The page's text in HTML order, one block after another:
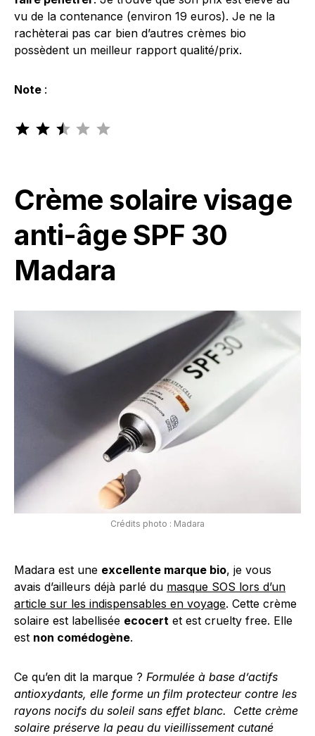
vu de la contenance (environ 19 euros). Je ne la
rachèterai pas car bien d’autres crèmes bio
possèdent un meilleur rapport qualité/prix.
Note :
Crème solaire visage
anti-âge SPF 30
Madara
Crédits photo : Madara
Madara est une excellente marque bio, je vous
avais d’ailleurs déjà parlé du masque SOS lors d’un
article sur les indispensables en voyage. Cette crème
solaire est labellisée ecocert et est cruelty free. Elle
est non comédogène.
Ce qu’en dit la marque ? Formulée à base d’actifs
antioxydants, elle forme un film protecteur contre les
rayons nocifs du soleil sans effet blanc. Cette crème
solaire préserve la peau du vieillissement cutané